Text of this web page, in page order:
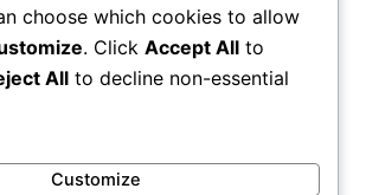
PRIVACIDADE | TERMOS DE USO
choose which cookies to allow
. Click Accept All to
All to decline non-essential
Customize